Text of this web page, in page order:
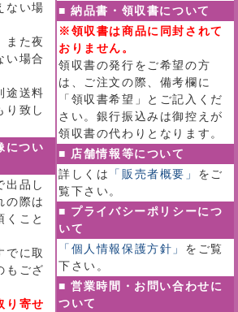
ない場
また夜
い場合
途送料
り致し
につい
出品し
の際は
くこと
でに取
もござ
り寄せ
■ 納品書・領収書について
※領収書は商品に同封されて
おりません。
領収書の発行をご希望の方
は、ご注文の際、備考欄に
「領収書希望」とご記入くだ
さい。銀行振込みは御控えが
領収書の代わりとなります。
■ 店舗情報等について
詳しくは
「販売者概要」 をご
覧下さい。
■ プライバシーポリシーにつ
いて
「個人情報保護方針」 をご覧
下さい。
■ 営業時間・お問い合わせに
ついて